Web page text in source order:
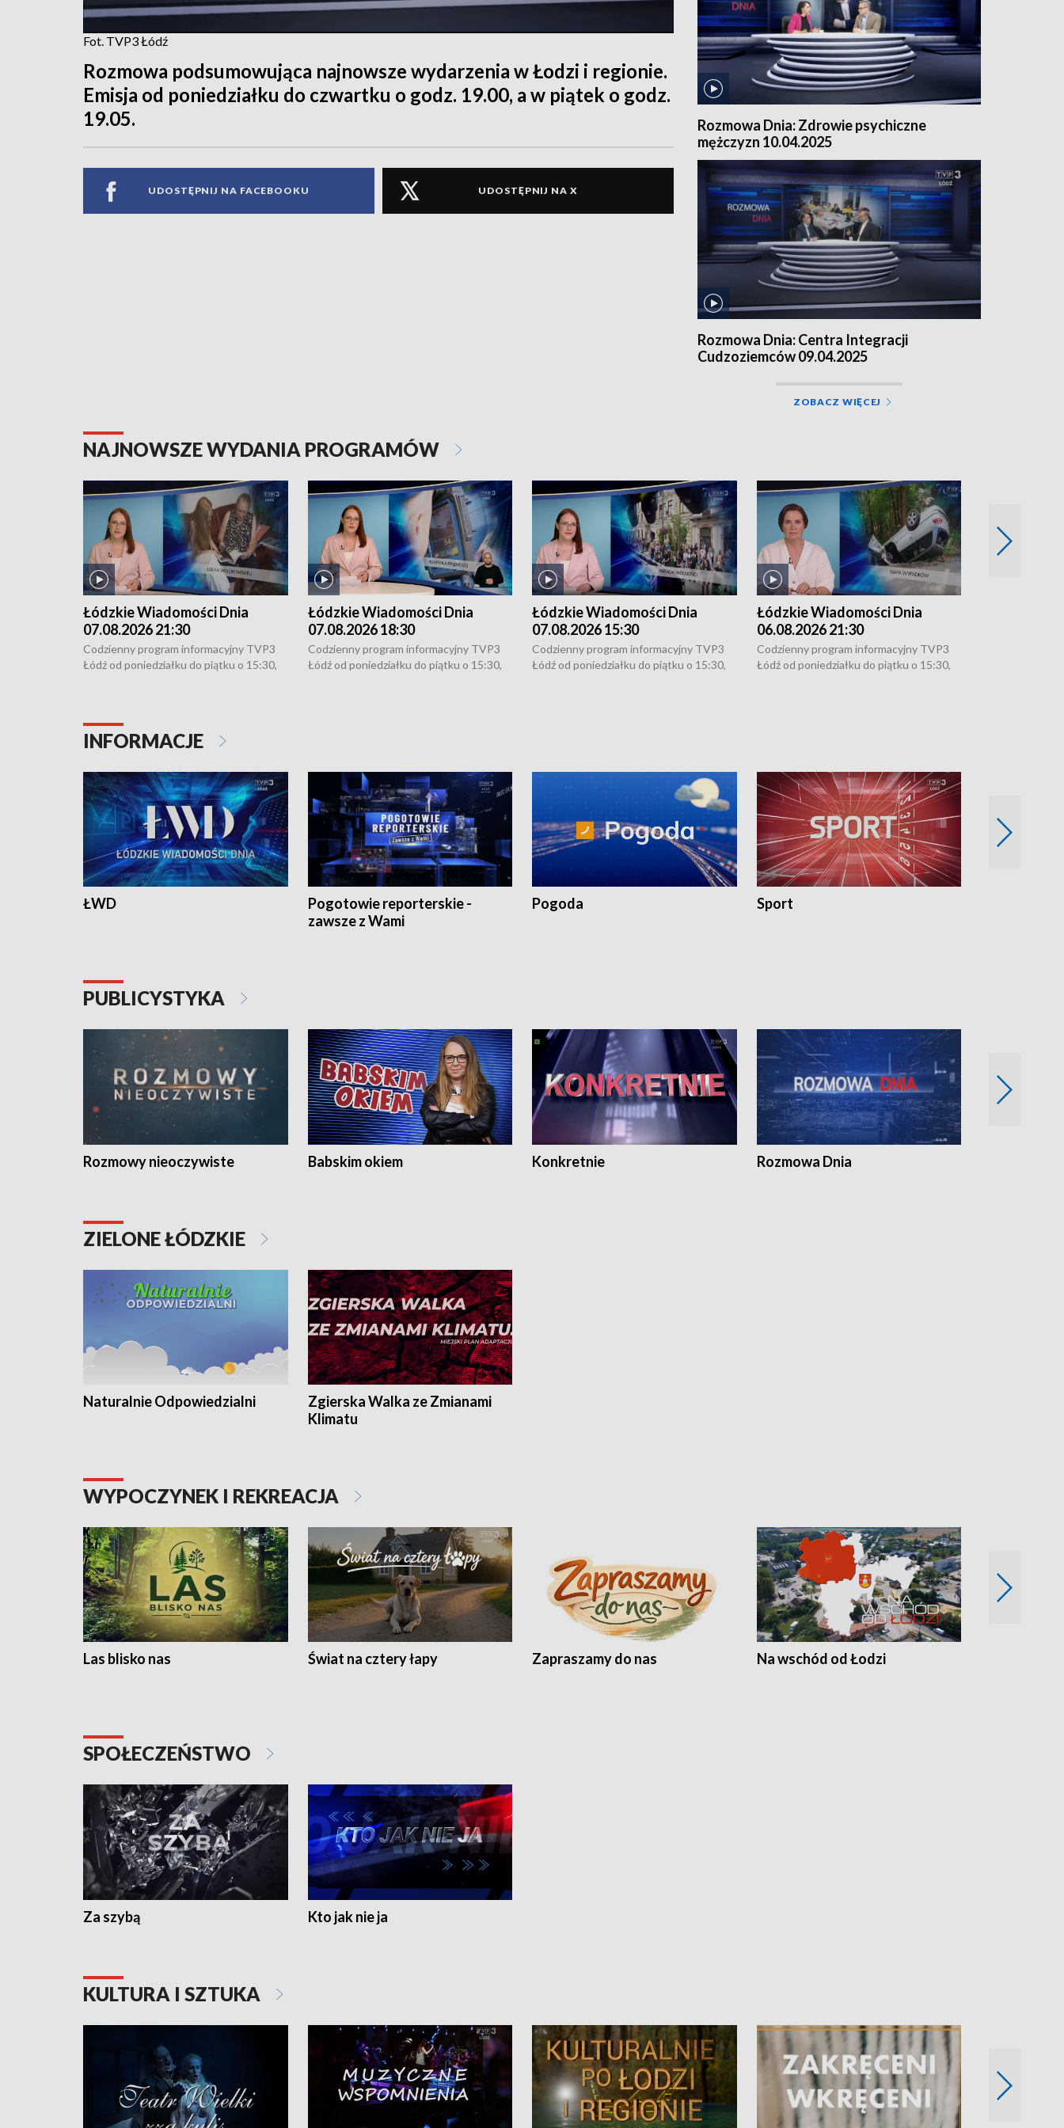
Fot. TVP3 Łódź
Rozmowa podsumowująca najnowsze wydarzenia w Łodzi i regionie.
Emisja od poniedziałku do czwartku o godz. 19.00, a w piątek o godz.
19.05.
UDOSTĘPNIJ NA FACEBOOKU UDOSTĘPNIJ NA X
Rozmowa Dnia: Zdrowie psychiczne
mężczyzn 10.04.2025
Rozmowa Dnia: Centra Integracji
Cudzoziemców 09.04.2025
ZOBACZ WIĘCEJ
NAJNOWSZE WYDANIA PROGRAMÓW
Łódzkie Wiadomości Dnia
07.08.2026 21:30
Codzienny program informacyjny TVP3
Łódź od poniedziałku do piątku o 15:30,
Łódzkie Wiadomości Dnia
07.08.2026 18:30
Codzienny program informacyjny TVP3
Łódź od poniedziałku do piątku o 15:30,
Łódzkie Wiadomości Dnia
07.08.2026 15:30
Codzienny program informacyjny TVP3
Łódź od poniedziałku do piątku o 15:30,
Łódzkie Wiadomości Dnia
06.08.2026 21:30
Codzienny program informacyjny TVP3
Łódź od poniedziałku do piątku o 15:30,
INFORMACJE
ŁWD
Pogotowie reporterskie -
zawsze z Wami
Pogoda Sport
PUBLICYSTYKA
Rozmowy nieoczywiste Babskim okiem Konkretnie Rozmowa Dnia
ZIELONE ŁÓDZKIE
Naturalnie Odpowiedzialni
Zgierska Walka ze Zmianami
Klimatu
WYPOCZYNEK I REKREACJA
Las blisko nas Świat na cztery łapy Zapraszamy do nas Na wschód od Łodzi
SPOŁECZEŃSTWO
Za szybą Kto jak nie ja
KULTURA I SZTUKA